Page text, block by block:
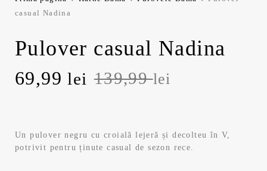
casual Nadina
Pulover casual Nadina
139,99lei
Prețul
a
fost:
69,99lei
Prețul
este:
69,99 lei.
Un pulover negru cu croială lejeră și decolteu în V,
potrivit pentru ținute casual de sezon rece.